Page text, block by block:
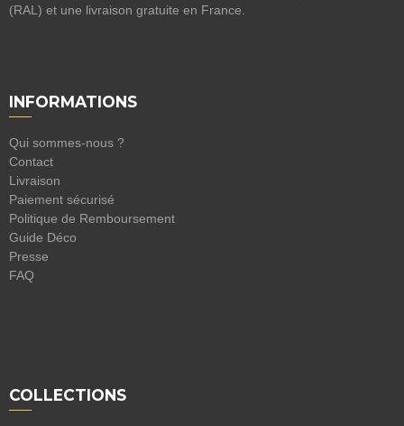
(RAL) et une livraison gratuite en France.
INFORMATIONS
Qui sommes-nous ?
Contact
Livraison
Paiement sécurisé
Politique de Remboursement
Guide Déco
Presse
FAQ
COLLECTIONS